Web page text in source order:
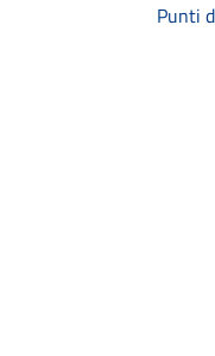
Punti